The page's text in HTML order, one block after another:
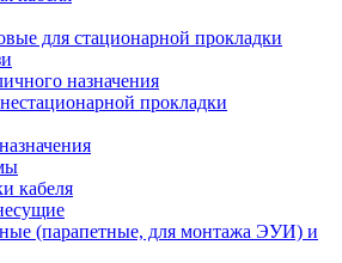
для стационарной прокладки
назначения
прокладки
кабеля
(парапетные, для монтажа ЭУИ) и